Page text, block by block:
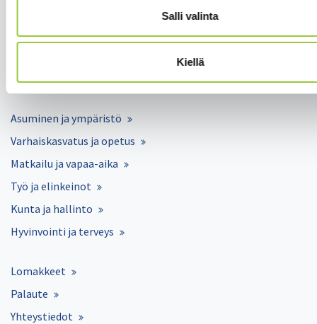
Salli valinta
Kiellä
Salmelankuja 1, 88300 Paltamo
paltamon.kunta(at)paltamo.fi
y-tunnus 0188808-0
Asuminen ja ympäristö
Varhaiskasvatus ja opetus
Matkailu ja vapaa-aika
Työ ja elinkeinot
Kunta ja hallinto
Hyvinvointi ja terveys
Lomakkeet
Palaute
Yhteystiedot